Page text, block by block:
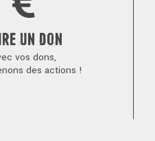
UN DON
vos dons,
des actions !